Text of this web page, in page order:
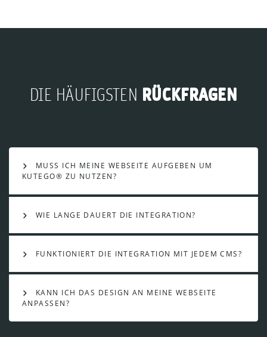
DIE HÄUFIGSTEN RÜCKFRAGEN
MUSS ICH MEINE WEBSEITE AUFGEBEN UM
KUTEGO® ZU NUTZEN?
WIE LANGE DAUERT DIE INTEGRATION?
FUNKTIONIERT DIE INTEGRATION MIT JEDEM CMS?
KANN ICH DAS DESIGN AN MEINE WEBSEITE
ANPASSEN?